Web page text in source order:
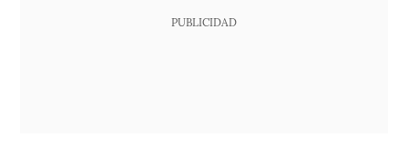
PUBLICIDAD